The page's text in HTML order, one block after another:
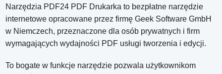
Narzędzia PDF24 PDF Drukarka to bezpłatne narzędzie
internetowe opracowane przez firmę Geek Software GmbH
w Niemczech, przeznaczone dla osób prywatnych i firm
wymagających wydajności PDF usługi tworzenia i edycji.
To bogate w funkcje narzędzie pozwala użytkownikom